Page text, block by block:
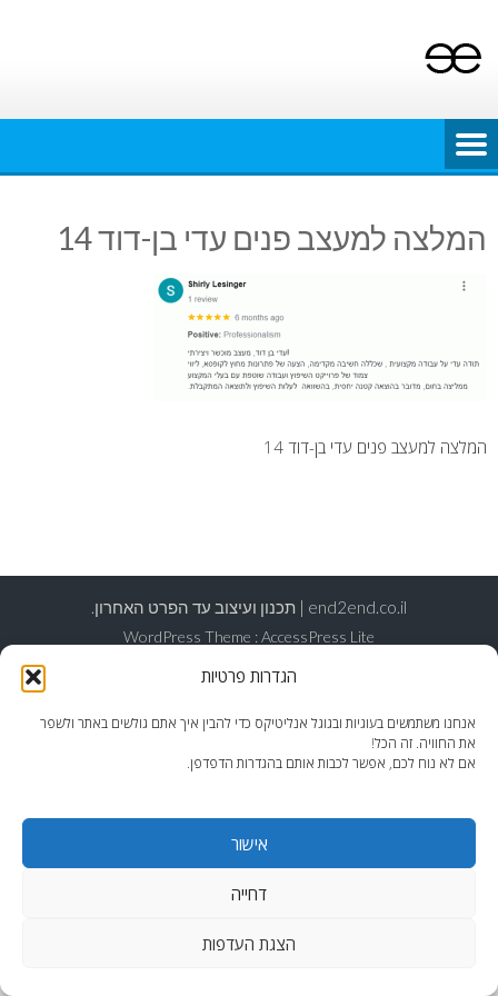
הגדרות פרטיות
אנחנו משתמשים בעוגיות ובגוגל אנליטיקס כדי להבין איך אתם גולשים באתר ולשפר
את החוויה. זה הכל!
אם לא נוח לכם, אפשר לכבות אותם בהגדרות הדפדפן.
אישור
דחייה
הצגת העדפות
content
המלצה למעצב פנים עדי בן-דוד 14
המלצה למעצב פנים עדי בן-דוד 14
end2end.co.il | תכנון ועיצוב עד הפרט האחרון.
WordPress Theme :AccessPress Lite